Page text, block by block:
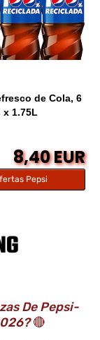
de Cola, 6
x 1.75L
8,40 EUR
Pepsi
De Pepsi-
🔴